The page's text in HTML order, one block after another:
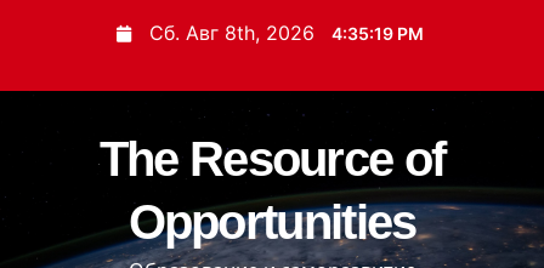
и
Сб. Авг 8th, 2026 4:35:20 PM
The Resource of
Opportunities